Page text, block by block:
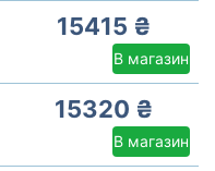
15415 ₴
В магазин
15320 ₴
В магазин